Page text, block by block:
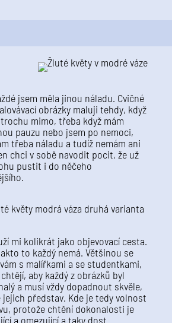
jsem měla jinou náladu. Cvičné
obrázky maluji tehdy, když
mimo, třeba když mám
pauzu nebo jsem po nemoci,
třeba náladu a tudíž nemám ani
chci v sobě navodit pocit, že už
pustit i do něčeho
mi kolikrát jako objevovací cesta.
to každý nemá. Většinou se
s malířkami a se studentkami,
aby každý z obrázků byl
a musí vždy dopadnout skvěle,
jejich představ. Kde je tedy volnost
protože chtění dokonalosti je
a omezující a taky dost